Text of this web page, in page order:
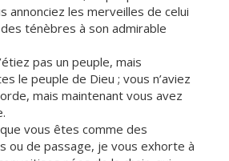
annonciez les merveilles de celui
ténèbres à son admirable
pas un peuple, mais
le peuple de Dieu ; vous n’aviez
mais maintenant vous avez
vous êtes comme des
ou de passage, je vous exhorte à